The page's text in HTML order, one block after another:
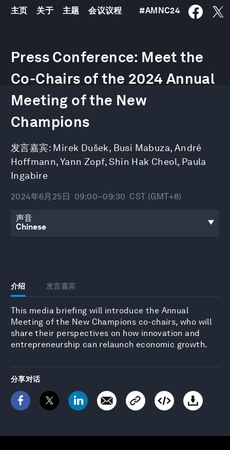
主页 关于 主题 会议议程 #AMNC24
Press Conference: Meet the
Co-Chairs of the 2024 Annual
Meeting of the New
Champions
发言嘉宾: Mirek Dušek, Busi Mabuza, André
Hoffmann,Yann Zopf,Shin Hak Cheol, Paula
Ingabire
2024年6月25日 09:00–09:30 CST (GMT+8)
声音
介绍 发言嘉宾
This media briefing will introduce the Annual
Meeting of the New Champions co-chairs, who will
share their perspectives on how innovation and
entrepreneurship can relaunch economic growth.
分享对话
seconds
of
minutes,
21